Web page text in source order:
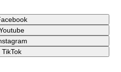
TikTok